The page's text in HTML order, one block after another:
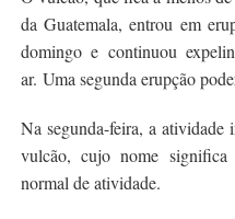
da Guatemala, entrou em
domingo e continuou
ar. Uma segunda erupção
Na segunda-feira, a
vulcão, cujo nome significa
normal de atividade.